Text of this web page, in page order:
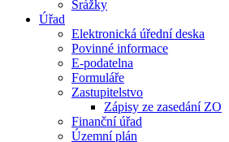
Srážky
Úřad
Elektronická úřední deska
Povinné informace
E-podatelna
Formuláře
Zastupitelstvo
Zápisy ze zasedání ZO
Finanční úřad
Územní plán